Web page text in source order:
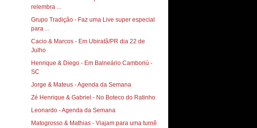
relembra ...
Grupo Tradição - Faz uma Live super especial
para ...
Cacio & Marcos - Em Ubiratã/PR dia 22 de
Julho
Henrique & Diego - Em Balneário Camboriú -
SC
Jorge & Mateus - Agenda da Semana
Zé Henrique & Gabriel - No Boteco do Ratinho
Leonardo - Agenda da Semana
Matogrosso & Mathias - Viajam para uma turnê